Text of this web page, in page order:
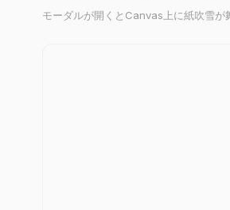
モーダルが開くとCanvas上に紙吹雪が